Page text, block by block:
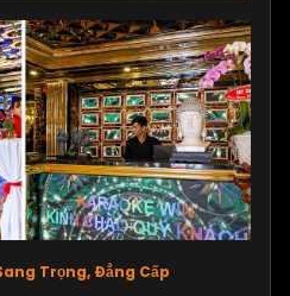
Trọng, Đẳng Cấp